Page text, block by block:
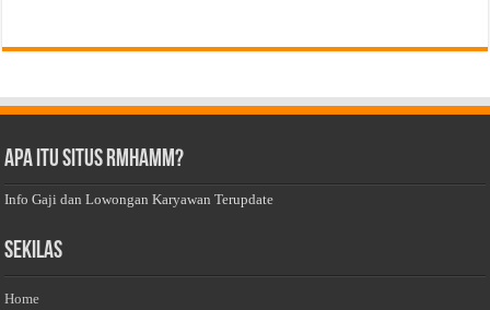
Apa Itu Situs Rmhamm?
Info Gaji dan Lowongan Karyawan Terupdate
Sekilas
Home